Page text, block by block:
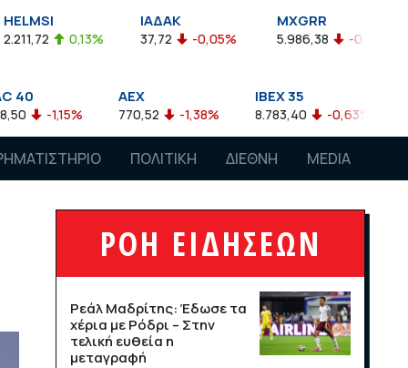
ΙΑΔΑΚ
37,72 -0,05% 5.986,38 -0,23% 2.924,61
AEX
770,52 -1,38% 8.783,40 -0,63% 4.007,68
ΠΟΛΙΤΙΚΗ ΔΙΕΘΝΗ MEDIA
ΡΟΗ ΕΙΔΗΣΕΩΝ
Ρεάλ Μαδρίτης: Έδωσε τα
χέρια με Ρόδρι – Στην
τελική ευθεία η
μεταγραφή